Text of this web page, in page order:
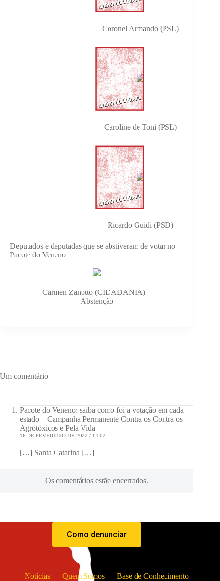
Coronel Armando (PSL)
Caroline de Toni (PSL)
Ricardo Guidi (PSD)
Deputados e deputadas que se abstiveram de votar no
Pacote do Veneno
Carmen Zanotto (CIDADANIA) –
Abstenção
Um comentário
Pacote do Veneno: saiba como foi a votação em cada
estado – Campanha Permanente Contra os Contra os
Agrotóxicos e Pela Vida
16 DE FEVEREIRO DE 2022 / 14:02
[…] Santa Catarina […]
Os comentários estão encerrados.
Como denunciar
Notícias Quem Somos
Base de Conhecimento